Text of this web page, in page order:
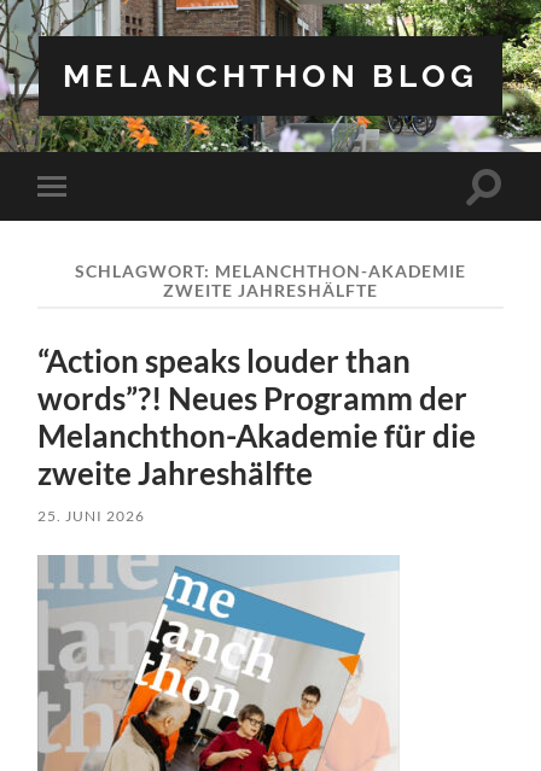
MELANCHTHON BLOG
Mobile-
Menü
SCHLAGWORT: MELANCHTHON-AKADEMIE
ZWEITE JAHRESHÄLFTE
“Action speaks louder than
words”?! Neues Programm der
Melanchthon-Akademie für die
zweite Jahreshälfte
25. JUNI 2026